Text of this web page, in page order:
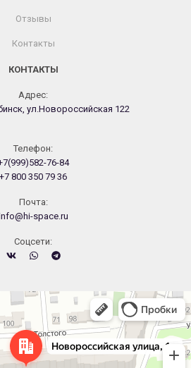
Отзывы
Контакты
КОНТАКТЫ
Адрес:
ул.Новороссийская 122
Телефон:
76-84
+7 800 350 79 36
Почта:
space.ru
Cоцсети: